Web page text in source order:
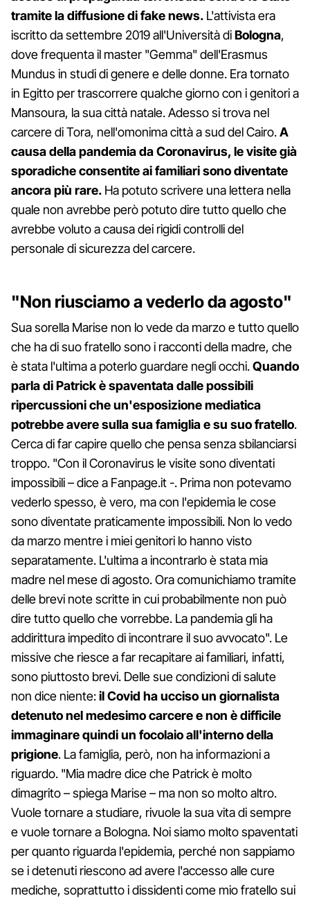
tramite la diffusione di fake news. L'attivista era
iscritto da settembre 2019 all'Università diBologna,
dove frequenta il master "Gemma" dell'Erasmus
Mundus in studi di genere e delle donne. Era tornato
in Egitto per trascorrere qualche giorno con i genitori a
Mansoura, la sua città natale. Adesso si trova nel
carcere di Tora, nell'omonima città a sud del Cairo.A
causa della pandemia da Coronavirus, le visite già
sporadiche consentite ai familiari sono diventate
ancora più rare. Ha potuto scrivere una lettera nella
quale non avrebbe però potuto dire tutto quello che
avrebbe voluto a causa dei rigidi controlli del
personale di sicurezza del carcere.
"Non riusciamo a vederlo da agosto"
Sua sorella Marise non lo vede da marzo e tutto quello
che ha di suo fratello sono i racconti della madre, che
è stata l'ultima a poterlo guardare negli occhi.Quando
parla di Patrick è spaventata dalle possibili
ripercussioni che un'esposizione mediatica
potrebbe avere sulla sua famiglia e su suo fratello.
Cerca di far capire quello che pensa senza sbilanciarsi
troppo. "Con il Coronavirus le visite sono diventati
impossibili – dice a Fanpage.it -. Prima non potevamo
vederlo spesso, è vero, ma con l'epidemia le cose
sono diventate praticamente impossibili. Non lo vedo
da marzo mentre i miei genitori lo hanno visto
separatamente. L'ultima a incontrarlo è stata mia
madre nel mese di agosto. Ora comunichiamo tramite
delle brevi note scritte in cui probabilmente non può
dire tutto quello che vorrebbe. La pandemia gli ha
addirittura impedito di incontrare il suo avvocato". Le
missive che riesce a far recapitare ai familiari, infatti,
sono piuttosto brevi. Delle sue condizioni di salute
non dice niente:il Covid ha ucciso un giornalista
detenuto nel medesimo carcere e non è difficile
immaginare quindi un focolaio all'interno della
prigione. La famiglia, però, non ha informazioni a
riguardo. "Mia madre dice che Patrick è molto
dimagrito – spiega Marise – ma non so molto altro.
Vuole tornare a studiare, rivuole la sua vita di sempre
e vuole tornare a Bologna. Noi siamo molto spaventati
per quanto riguarda l'epidemia, perché non sappiamo
se i detenuti riescono ad avere l'accesso alle cure
mediche, soprattutto i dissidenti come mio fratello sui